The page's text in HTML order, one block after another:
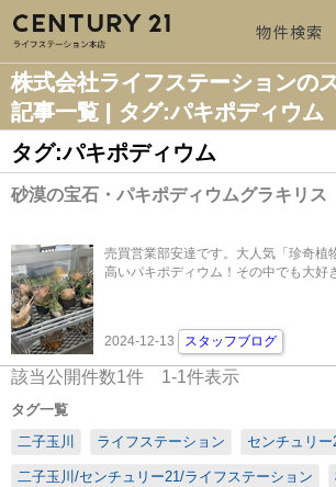
物件検索
株式会社ライフステーションの
記事一覧 | タグ:パキポディウム
タグ:パキポディウム
砂漠の宝石・パキポディウムグラキリス
売買営業部安達です。大人気「珍奇植
高いパキポディウム！その中でも大好
2024-12-13 スタッフブログ
該当公開件数1件 1-1件表示
タグ一覧
二子玉川
ライフステーション センチュリー
二子玉川/センチュリー21/ライフステーション